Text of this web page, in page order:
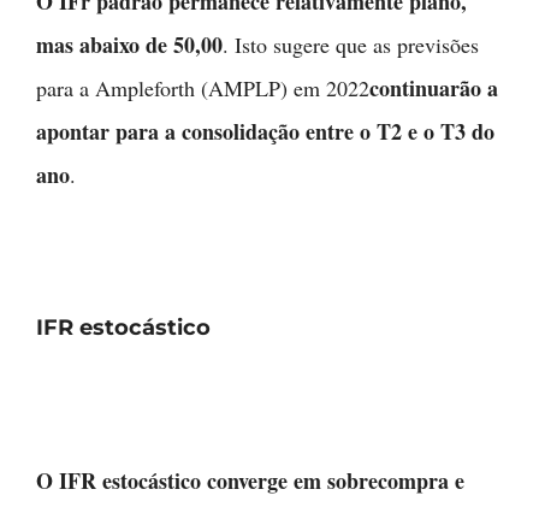
mas abaixo de 50,00. Isto sugere que as previsões
para a Ampleforth (AMPLP) em 2022continuarão a
apontar para a consolidação entre o T2 e o T3 do
ano.
IFR estocástico
O IFR estocástico converge em sobrecompra e